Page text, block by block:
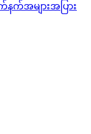
က်အများအပြား